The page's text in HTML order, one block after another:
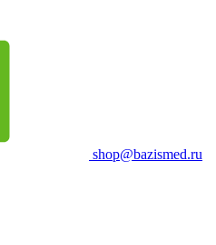
shop@bazismed.ru